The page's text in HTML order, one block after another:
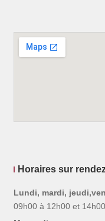
Horaires sur
Lundi, mardi,
09h00 à 12h00 et